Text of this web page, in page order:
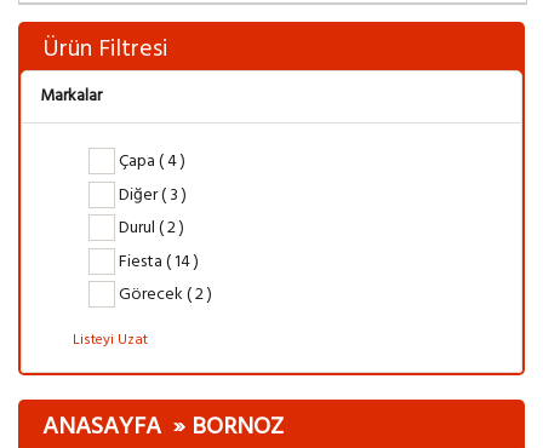
Ürün Filtresi
Markalar
Çapa ( 4 )
Diğer ( 3 )
Durul ( 2 )
Fiesta ( 14 )
Görecek ( 2 )
Listeyi Uzat
ANASAYFA BORNOZ